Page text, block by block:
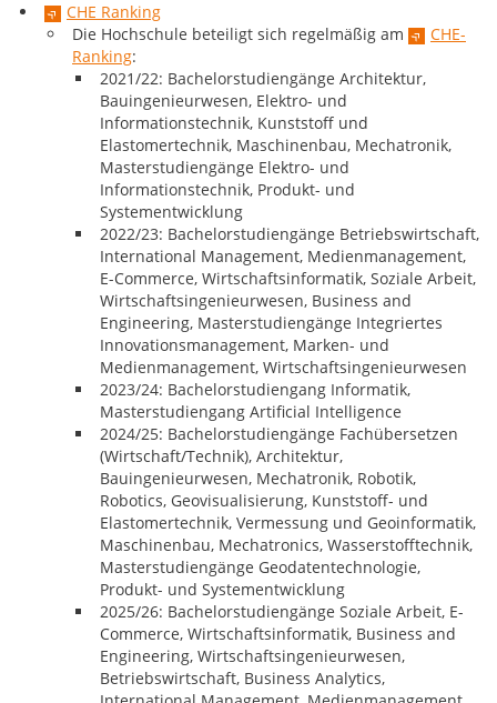
CHE Ranking
Die Hochschule beteiligt sich regelmäßig am
CHE-
Ranking:
2021/22: Bachelorstudiengänge Architektur,
Bauingenieurwesen, Elektro- und
Informationstechnik, Kunststoff und
Elastomertechnik, Maschinenbau, Mechatronik,
Masterstudiengänge Elektro- und
Informationstechnik, Produkt- und
Systementwicklung
2022/23: Bachelorstudiengänge Betriebswirtschaft,
International Management, Medienmanagement,
E-Commerce, Wirtschaftsinformatik, Soziale Arbeit,
Wirtschaftsingenieurwesen, Business and
Engineering, Masterstudiengänge Integriertes
Innovationsmanagement, Marken- und
Medienmanagement, Wirtschaftsingenieurwesen
2023/24: Bachelorstudiengang Informatik,
Masterstudiengang Artificial Intelligence
2024/25: Bachelorstudiengänge Fachübersetzen
(Wirtschaft/Technik), Architektur,
Bauingenieurwesen, Mechatronik, Robotik,
Robotics, Geovisualisierung, Kunststoff- und
Elastomertechnik, Vermessung und Geoinformatik,
Maschinenbau, Mechatronics, Wasserstofftechnik,
Masterstudiengänge Geodatentechnologie,
Produkt- und Systementwicklung
2025/26: Bachelorstudiengänge Soziale Arbeit, E-
Commerce, Wirtschaftsinformatik, Business and
Engineering, Wirtschaftsingenieurwesen,
Betriebswirtschaft, Business Analytics,